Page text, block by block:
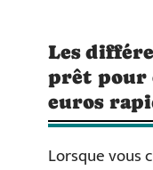
Les
prêt pour
euros
Lorsque vous